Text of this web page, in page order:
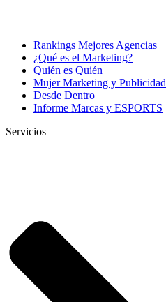
Rankings Mejores Agencias
¿Qué es el Marketing?
Quién es Quién
Mujer Marketing y Publicidad
Desde Dentro
Informe Marcas y ESPORTS
Servicios